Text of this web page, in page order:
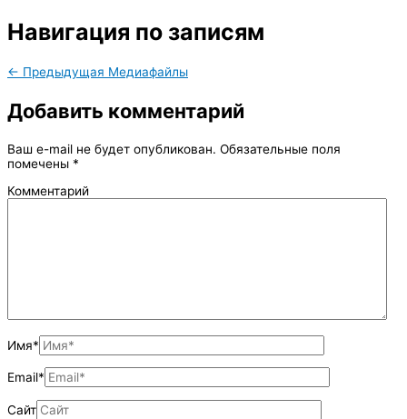
Навигация по записям
← Предыдущая Медиафайлы
Добавить комментарий
Ваш e-mail не будет опубликован. Обязательные поля
помечены *
Комментарий
Имя*
Email*
Сайт